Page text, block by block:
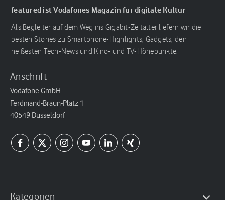
featured ist Vodafones Magazin für digitale Kultur
Als Begleiter auf dem Weg ins Gigabit-Zeitalter liefern wir die
besten Stories zu Smartphone-Highlights, Gadgets, den
heißesten Tech-News und Kino- und TV-Höhepunkte.
Anschrift
Vodafone GmbH
Ferdinand-Braun-Platz 1
40549 Düsseldorf
Kategorien